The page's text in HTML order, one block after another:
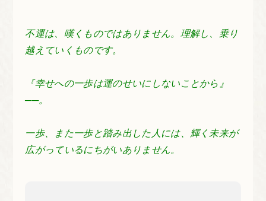
不運は、嘆くものではありません。理解し、乗り
越えていくものです。
『幸せへの一歩は運のせいにしないことから』
──。
一歩、また一歩と踏み出した人には、輝く未来が
広がっているにちがいありません。